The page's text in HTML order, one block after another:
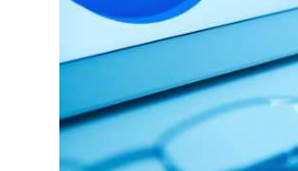
寄付
おす
すめ
の団
体5